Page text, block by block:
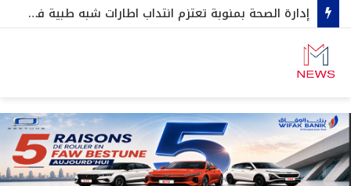
إدارة الصحة بمنوبة تعتزم انتداب اطارات شبه طبية في هذه الإختصاصات…